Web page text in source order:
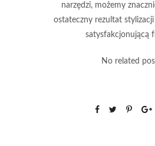
narzędzi, możemy
ostateczny rezultat stylizacji
satysfakcjonującą
No related